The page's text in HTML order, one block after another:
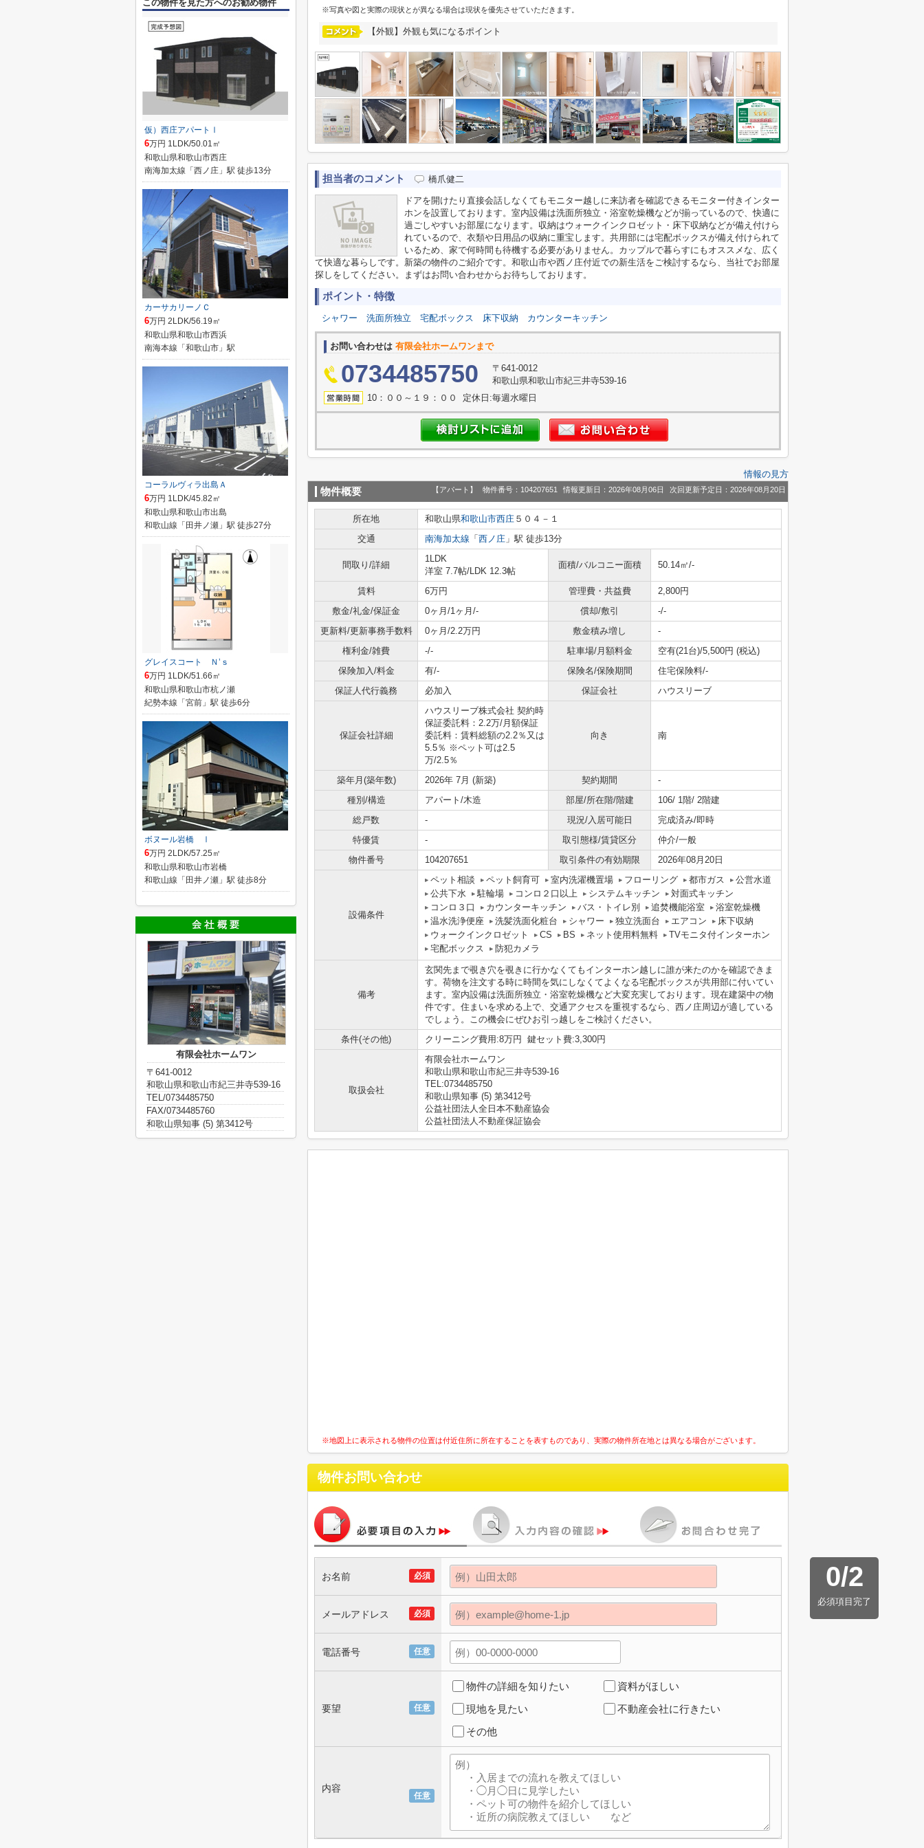
※写真や図と実際の現状とが異なる場合は現状を優先させていただきます。
【外観】外観も気になるポイント
担当者のコメント 橋爪健二
ドアを開けたり直接会話しなくてもモニター越しに来訪者を確認できるモニター付きインター
ホンを設置しております。室内設備は洗面所独立・浴室乾燥機などが揃っているので、快適に
過ごしやすいお部屋になります。収納はウォークインクロゼット・床下収納などが備え付けら
れているので、衣類や日用品の収納に重宝します。共用部には宅配ボックスが備え付けられて
いるため、家で何時間も待機する必要がありません。カップルで暮らすにもオススメな、広く
て快適な暮らしです。新築の物件のご紹介です。和歌山市や西ノ庄付近での新生活をご検討するなら、当社でお部屋
探しをしてください。まずはお問い合わせからお待ちしております。
ポイント・特徴
シャワー 洗面所独立 宅配ボックス 床下収納 カウンターキッチン
お問い合わせは 有限会社ホームワンまで
0734485750
〒641-0012
和歌山県和歌山市紀三井寺539-16
10：００～１９：００ 定休日:毎週水曜日
情報の見方
物件概要 【アパート】 物件番号：104207651 情報更新日：2026年08月06日 次回更新予定日：2026年08月20日
所在地 和歌山県和歌山市西庄 ５０４－１
交通
南海加太線 「 西ノ庄 」駅 徒歩13分
間取り/詳細
1LDK
洋室 7.7帖/LDK 12.3帖
面積/バルコニー面積 50.14㎡/-
賃料 6万円 管理費・共益費
2,800円
敷金/礼金/保証金
0ヶ月/1ヶ月/- 償却/敷引
-/-
更新料/更新事務手数料
0ヶ月/2.2万円 敷金積み増し
-
権利金/雑費
-/- 駐車場/月額料金
空有(21台)/5,500円 (税込)
保険加入/料金
有/- 保険名/保険期間
住宅保険料/-
保証人代行義務
必加入 保証会社 ハウスリーブ
保証会社詳細
ハウスリーブ株式会社 契約時
保証委託料：2.2万/月額保証
委託料：賃料総額の2.2％又は
5.5％ ※ペット可は2.5
万/2.5％
向き 南
築年月(築年数) 2026年 7月 (新築) 契約期間
-
種別/構造
アパート/木造 部屋/所在階/階建
106/ 1階/ 2階建
総戸数
- 現況/入居可能日
完成済み/即時
特優賃
- 取引態様/賃貸区分
仲介/一般
物件番号
104207651 取引条件の有効期限 2026年08月20日
設備条件
ペット相談 ペット飼育可 室内洗濯機置場 フローリング 都市ガス
公営水道
公共下水
駐輪場 コンロ２口以上 システムキッチン
対面式キッチン
コンロ３口
カウンターキッチン バス・トイレ別 追焚機能浴室
浴室乾燥機
温水洗浄便座
洗髪洗面化粧台 シャワー 独立洗面台 エアコン
床下収納
ウォークインクロゼット
CS BS ネット使用料無料
TVモニタ付インターホン
宅配ボックス
防犯カメラ
備考
玄関先まで覗き穴を覗きに行かなくてもインターホン越しに誰が来たのかを確認できま
す。荷物を注文する時に時間を気にしなくてよくなる宅配ボックスが共用部に付いてい
ます。室内設備は洗面所独立・浴室乾燥機など大変充実しております。現在建築中の物
件です。住まいを求める上で、交通アクセスを重視するなら、西ノ庄周辺が適している
でしょう。この機会にぜひお引っ越しをご検討ください。
条件(その他)
クリーニング費用:8万円 鍵セット費:3,300円
取扱会社
有限会社ホームワン
和歌山県和歌山市紀三井寺539-16
TEL:0734485750
和歌山県知事 (5) 第3412号
公益社団法人全日本不動産協会
公益社団法人不動産保証協会
※地図上に表示される物件の位置は付近住所に所在することを表すものであり、実際の物件所在地とは異なる場合がございます。
物件お問い合わせ
0/2
必須項目完了
必須
お名前
必須
メールアドレス
任意
電話番号
任意
要望
物件の詳細を知りたい
資料がほしい
現地を見たい
不動産会社に行きたい
その他
任意
内容
この物件を見た方へのお勧め物件
仮）西庄アパートⅠ
6万円 1LDK/50.01㎡
和歌山県和歌山市西庄
南海加太線「西ノ庄」駅 徒歩13分
カーサカリーノＣ
6万円 2LDK/56.19㎡
和歌山県和歌山市西浜
南海本線「和歌山市」駅
コーラルヴィラ出島Ａ
6万円 1LDK/45.82㎡
和歌山県和歌山市出島
和歌山線「田井ノ瀬」駅 徒歩27分
グレイスコート Ｎ’ｓ
6万円 1LDK/51.66㎡
和歌山県和歌山市杭ノ瀬
紀勢本線「宮前」駅 徒歩6分
ボヌール岩橋 Ⅰ
6万円 2LDK/57.25㎡
和歌山県和歌山市岩橋
和歌山線「田井ノ瀬」駅 徒歩8分
有限会社ホームワン
〒641-0012
和歌山県和歌山市紀三井寺539-16
TEL/0734485750
FAX/0734485760
和歌山県知事 (5) 第3412号